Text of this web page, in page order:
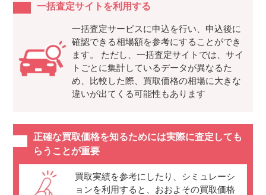
一括査定サイトを利用する
一括査定サービスに申込を行い、申込後に
確認できる相場額を参考にすることができ
ます。 ただし、一括査定サイトでは、サイ
トごとに集計しているデータが異なるた
め、比較した際、買取価格の相場に大きな
違いが出てくる可能性もあります
正確な買取価格を知るためには実際に査定しても
らうことが重要
買取実績を参考にしたり、シミュレーシ
ョンを利用すると、おおよその買取価格